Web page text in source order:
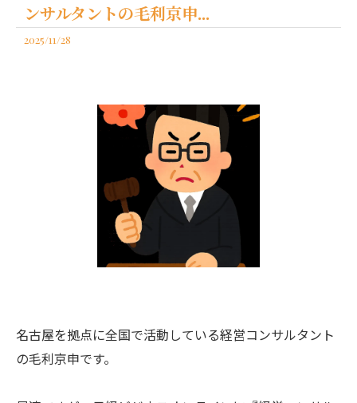
ンサルタントの毛利京申...
2025/11/28
名古屋を拠点に全国で活動している経営コンサルタント
の毛利京申です。